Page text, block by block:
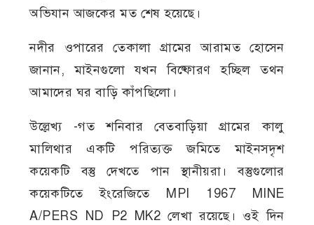
অভিযান আজকের মত শেষ হয়েছে।
নদীর ওপারের তেকালা গ্রামের আরামত হোসেন
জানান, মাইনগুলো যখন বিষ্ফোরণ হচ্ছিল তথন
আমাদের ঘর বাড়ি কাঁপছিলো।
উল্লেখ্য -গত শনিবার বেতবাড়িয়া গ্রামের কালু
মালিথার একটি পরিত্যক্ত জমিতে মাইনসদৃশ
কয়েকটি বস্তু দেখতে পান স্থানীয়রা। বস্তুগুলোর
কয়েকটিতে ইংরেজিতে MPI 1967 MINE
A/PERS ND P2 MK2 লেখা রয়েছে। ওই দিন